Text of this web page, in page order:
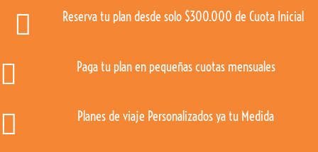
 Reserva tu plan desde solo $300.000 de Cuota Inicial
 Paga tu plan en pequeñas cuotas mensuales
 Planes de viaje Personalizados ya tu Medida